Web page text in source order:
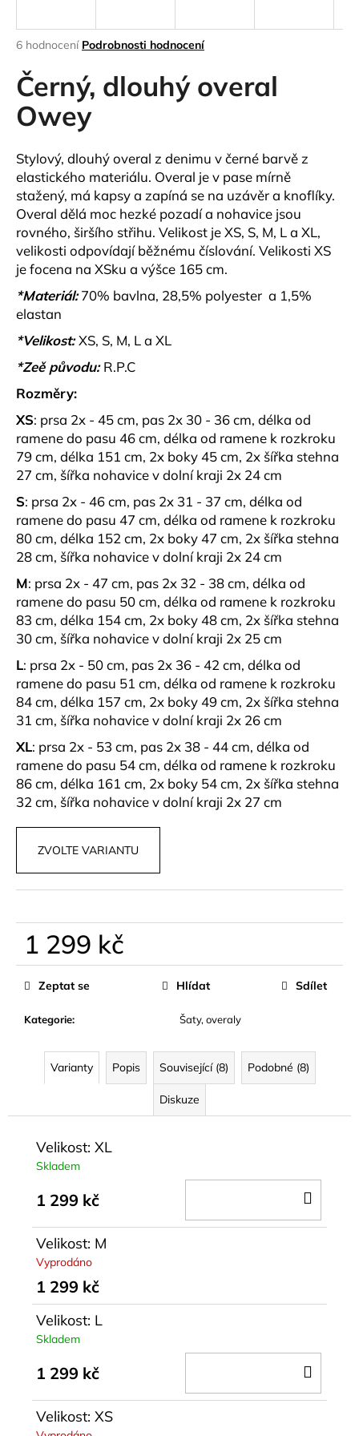
Průměrné
produktu
je
4,8
z
hvězdiček.
6 hodnocení Podrobnosti hodnocení
Černý, dlouhý overal
Owey
Stylový, dlouhý overal z denimu v černé barvě z
elastického materiálu. Overal je v pase mírně
stažený, má kapsy a zapíná se na uzávěr a knoflíky.
Overal dělá moc hezké pozadí a nohavice jsou
rovného, širšího střihu. Velikost je XS, S, M, L a XL,
velikosti odpovídají běžnému číslování. Velikosti XS
je focena na XSku a výšce 165 cm.
*Materiál: 70% bavlna, 28,5% polyester a 1,5%
elastan
*Velikost: XS, S, M, L a XL
*Zeě původu: R.P.C
Rozměry:
XS: prsa 2x - 45 cm, pas 2x 30 - 36 cm, délka od
ramene do pasu 46 cm, délka od ramene k rozkroku
79 cm, délka 151 cm, 2x boky 45 cm, 2x šířka stehna
27 cm, šířka nohavice v dolní kraji 2x 24 cm
S: prsa 2x - 46 cm, pas 2x 31 - 37 cm, délka od
ramene do pasu 47 cm, délka od ramene k rozkroku
80 cm, délka 152 cm, 2x boky 47 cm, 2x šířka stehna
28 cm, šířka nohavice v dolní kraji 2x 24 cm
M: prsa 2x - 47 cm, pas 2x 32 - 38 cm, délka od
ramene do pasu 50 cm, délka od ramene k rozkroku
83 cm, délka 154 cm, 2x boky 48 cm, 2x šířka stehna
30 cm, šířka nohavice v dolní kraji 2x 25 cm
L: prsa 2x - 50 cm, pas 2x 36 - 42 cm, délka od
ramene do pasu 51 cm, délka od ramene k rozkroku
84 cm, délka 157 cm, 2x boky 49 cm, 2x šířka stehna
31 cm, šířka nohavice v dolní kraji 2x 26 cm
XL: prsa 2x - 53 cm, pas 2x 38 - 44 cm, délka od
ramene do pasu 54 cm, délka od ramene k rozkroku
86 cm, délka 161 cm, 2x boky 54 cm, 2x šířka stehna
32 cm, šířka nohavice v dolní kraji 2x 27 cm
ZVOLTE VARIANTU
1 299 kč
Měrná
Kategorie: Šaty, overaly
Zeptat se Hlídat Sdílet
Varianty Popis Související (8) Podobné (8)
Diskuze
Velikost: XL
Skladem
1 299 kč
Velikost: M
Vyprodáno
1 299 kč
Velikost: L
Skladem
1 299 kč
Velikost: XS
j
t
?
HLEDAT
D
o
p
o
r
u
č
j
e
m
e
SATÉNOVÉ
HARÉMOVÉ
KALHOTY
YSOLA
799